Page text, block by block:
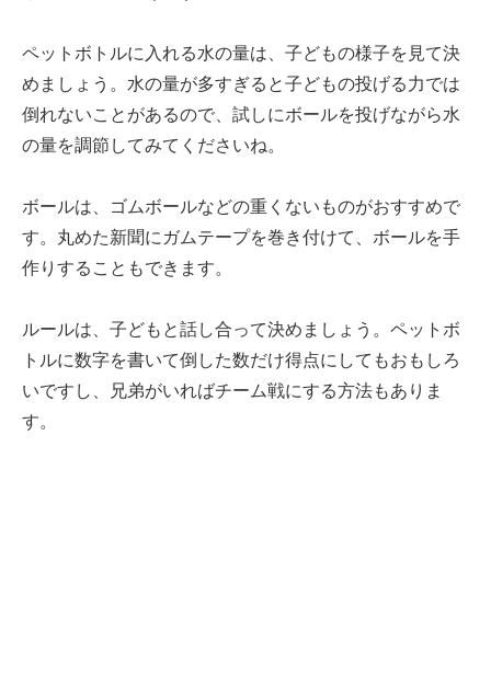
ペットボトルに入れる水の量は、子どもの様子を見て決
めましょう。水の量が多すぎると子どもの投げる力では
倒れないことがあるので、試しにボールを投げながら水
の量を調節してみてくださいね。
ボールは、ゴムボールなどの重くないものがおすすめで
す。丸めた新聞にガムテープを巻き付けて、ボールを手
作りすることもできます。
ルールは、子どもと話し合って決めましょう。ペットボ
トルに数字を書いて倒した数だけ得点にしてもおもしろ
いですし、兄弟がいればチーム戦にする方法もありま
す。